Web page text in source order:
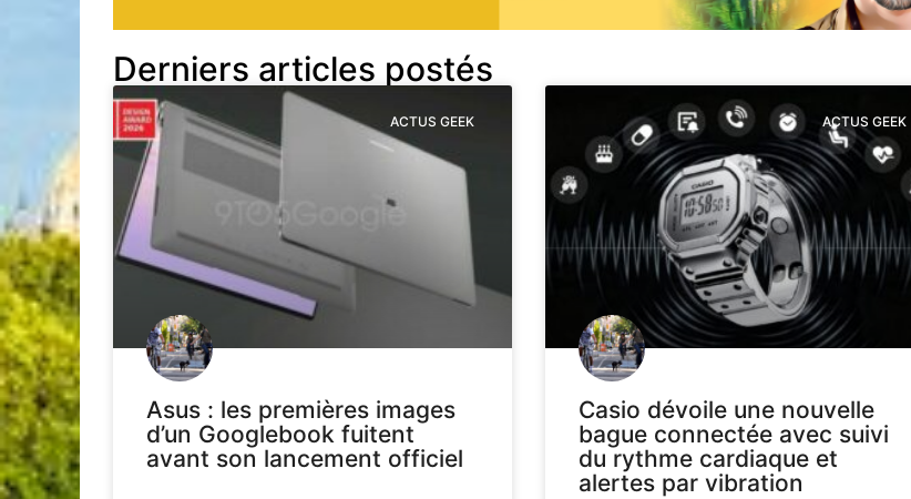
Derniers articles postés
ACTUS GEEK
Asus : les premières images
d’un Googlebook fuitent
avant son lancement officiel
ACTUS GEEK
Casio dévoile une nouvelle
bague connectée avec suivi
du rythme cardiaque et
alertes par vibration